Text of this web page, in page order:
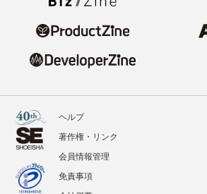
ヘルプ
著作権・リンク
会員情報管理
免責事項